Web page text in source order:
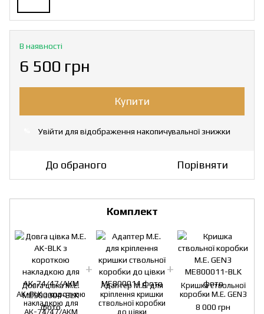
В наявності
6 500 грн
Купити
Увійти для відображення накопичувальної знижки
До обраного Порівняти
Комплект
Довга цівка M.E.
AK-BLK з короткою
накладкою для
АК-74/47/АКМ
Адаптер M.E. для
кріплення кришки
ствольної коробки
до цівки
Кришка ствольної
коробки M.E. GEN3
8 000 грн